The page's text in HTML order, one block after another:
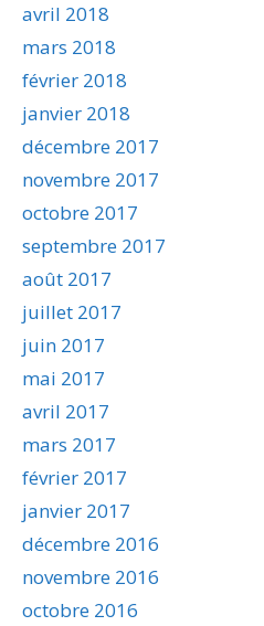
avril 2018
mars 2018
février 2018
janvier 2018
décembre 2017
novembre 2017
octobre 2017
septembre 2017
août 2017
juillet 2017
juin 2017
mai 2017
avril 2017
mars 2017
février 2017
janvier 2017
décembre 2016
novembre 2016
octobre 2016